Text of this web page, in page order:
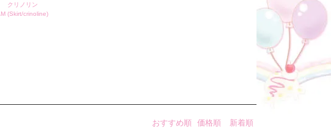
クリノリン
(Skirt/crinoline)
おすすめ順 価格順 新着順